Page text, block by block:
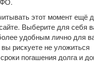
этот момент ещё
Выберите для себя
удобным лично для
рискуете не уложиться
погашения долга и